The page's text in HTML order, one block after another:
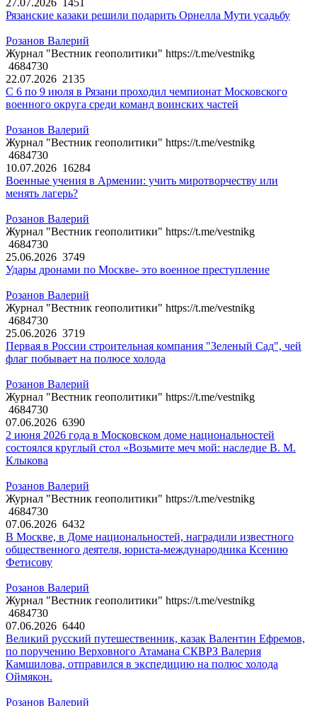
27.07.2026
1451
Рязанские казаки решили подарить Орнелла Мути усадьбу
Розанов Валерий
Журнал "Вестник геополитики" https://t.me/vestnikg
4684730
22.07.2026 2135
С 6 по 9 июля в Рязани проходил чемпионат Московского
военного округа среди команд воинских частей
Розанов Валерий
Журнал "Вестник геополитики" https://t.me/vestnikg
4684730
10.07.2026 16284
Военные учения в Армении: учить миротворчеству или
менять лагерь?
Розанов Валерий
Журнал "Вестник геополитики" https://t.me/vestnikg
4684730
25.06.2026 3749
Удары дронами по Москве- это военное преступление
Розанов Валерий
Журнал "Вестник геополитики" https://t.me/vestnikg
4684730
25.06.2026 3719
Первая в России строительная компания "Зеленый Сад", чей
флаг побывает на полюсе холода
Розанов Валерий
Журнал "Вестник геополитики" https://t.me/vestnikg
4684730
07.06.2026 6390
2 июня 2026 года в Московском доме национальностей
состоялся круглый стол «Возьмите меч мой: наследие В. М.
Клыкова
Розанов Валерий
Журнал "Вестник геополитики" https://t.me/vestnikg
4684730
07.06.2026 6432
В Москве, в Доме национальностей, наградили известного
общественного деятеля, юриста-международника Ксению
Фетисову
Розанов Валерий
Журнал "Вестник геополитики" https://t.me/vestnikg
4684730
07.06.2026 6440
Великий русский путешественник, казак Валентин Ефремов,
по поручению Верховного Атамана СКВРЗ Валерия
Камшилова, отправился в экспедицию на полюс холода
Оймякон.
Розанов Валерий